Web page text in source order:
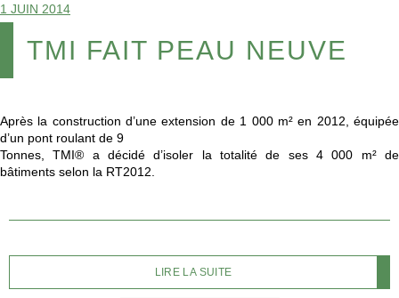
1 JUIN 2014
TMI FAIT PEAU NEUVE
Après la construction d’une extension de 1 000 m² en 2012, équipée
d’un pont roulant de 9
Tonnes, TMI® a décidé d’isoler la totalité de ses 4 000 m² de
bâtiments selon la RT2012.
LIRE LA SUITE